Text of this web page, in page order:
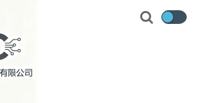
消费额度